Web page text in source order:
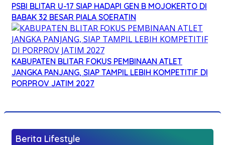
PSBI BLITAR U-17 SIAP HADAPI GEN B MOJOKERTO DI
BABAK 32 BESAR PIALA SOERATIN
KABUPATEN BLITAR FOKUS PEMBINAAN ATLET
JANGKA PANJANG, SIAP TAMPIL LEBIH KOMPETITIF DI
PORPROV JATIM 2027
Berita Lifestyle